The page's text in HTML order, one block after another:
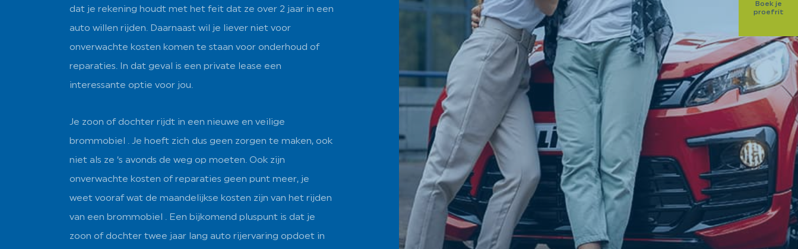
dat je rekening houdt met het feit dat ze over 2 jaar in een
auto willen rijden. Daarnaast wil je liever niet voor
onverwachte kosten komen te staan voor onderhoud of
reparaties. In dat geval is een private lease een
interessante optie voor jou.
Je zoon of dochter rijdt in een nieuwe en veilige
brommobiel . Je hoeft zich dus geen zorgen te maken, ook
niet als ze ‘s avonds de weg op moeten. Ook zijn
onverwachte kosten of reparaties geen punt meer, je
weet vooraf wat de maandelijkse kosten zijn van het rijden
van een brommobiel . Een bijkomend pluspunt is dat je
zoon of dochter twee jaar lang auto rijervaring opdoet in
Boek je
proefrit